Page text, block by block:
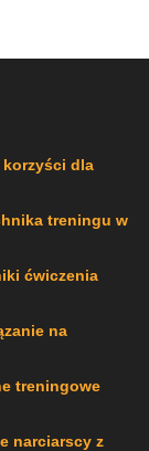
korzyści dla
treningu w
ćwiczenia
na
treningowe
narciarscy z